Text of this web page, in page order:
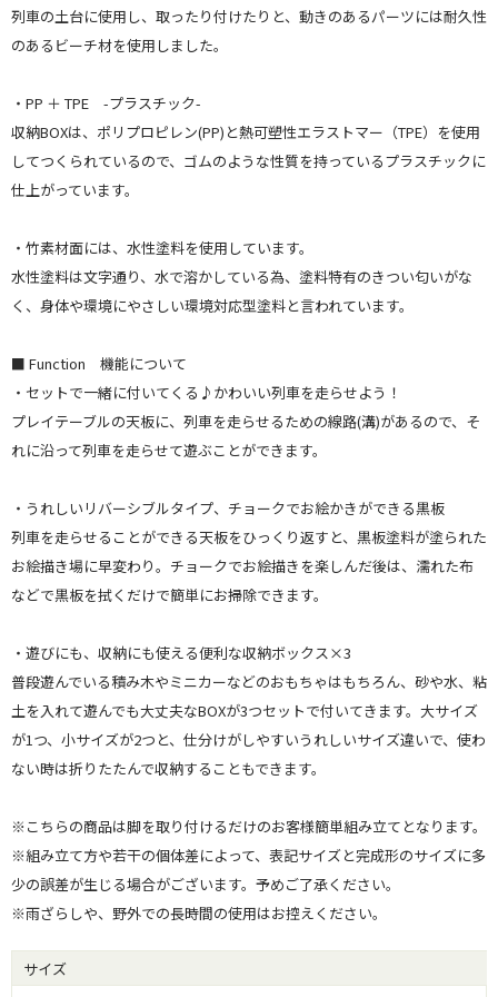
列車の土台に使用し、取ったり付けたりと、動きのあるパーツには耐久性
のあるビーチ材を使用しました。
・PP ＋ TPE -プラスチック-
収納BOXは、ポリプロピレン(PP)と熱可塑性エラストマー（TPE）を使用
してつくられているので、ゴムのような性質を持っているプラスチックに
仕上がっています。
・竹素材面には、水性塗料を使用しています。
水性塗料は文字通り、水で溶かしている為、塗料特有のきつい匂いがな
く、身体や環境にやさしい環境対応型塗料と言われています。
■ Function 機能について
・セットで一緒に付いてくる♪かわいい列車を走らせよう！
プレイテーブルの天板に、列車を走らせるための線路(溝)があるので、そ
れに沿って列車を走らせて遊ぶことができます。
・うれしいリバーシブルタイプ、チョークでお絵かきができる黒板
列車を走らせることができる天板をひっくり返すと、黒板塗料が塗られた
お絵描き場に早変わり。チョークでお絵描きを楽しんだ後は、濡れた布
などで黒板を拭くだけで簡単にお掃除できます。
・遊びにも、収納にも使える便利な収納ボックス×3
普段遊んでいる積み木やミニカーなどのおもちゃはもちろん、砂や水、粘
土を入れて遊んでも大丈夫なBOXが3つセットで付いてきます。大サイズ
が1つ、小サイズが2つと、仕分けがしやすいうれしいサイズ違いで、使わ
ない時は折りたたんで収納することもできます。
※こちらの商品は脚を取り付けるだけのお客様簡単組み立てとなります。
※組み立て方や若干の個体差によって、表記サイズと完成形のサイズに多
少の誤差が生じる場合がございます。予めご了承ください。
※雨ざらしや、野外での長時間の使用はお控えください。
サイズ